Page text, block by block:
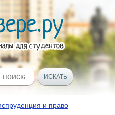
и право